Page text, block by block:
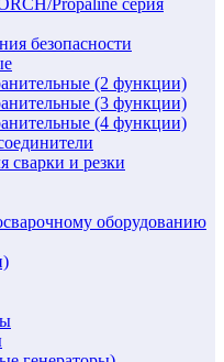
безопасности
(2 функции)
(3 функции)
(4 функции)
сварки и резки
оборудованию